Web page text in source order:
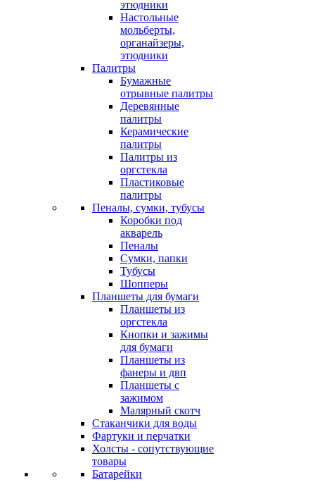
этюдники
Настольные
мольберты,
органайзеры,
этюдники
Палитры
Бумажные
отрывные палитры
Деревянные
палитры
Керамические
палитры
Палитры из
оргстекла
Пластиковые
палитры
Пеналы, сумки, тубусы
Коробки под
акварель
Пеналы
Сумки, папки
Тубусы
Шопперы
Планшеты для бумаги
Планшеты из
оргстекла
Кнопки и зажимы
для бумаги
Планшеты из
фанеры и двп
Планшеты с
зажимом
Малярный скотч
Стаканчики для воды
Фартуки и перчатки
Холсты - сопутствующие
товары
Батарейки